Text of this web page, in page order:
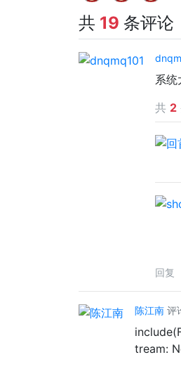
共 19 条评论
系统
共 2
回复
陈江南 评
tream: